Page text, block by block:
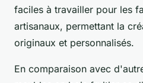
faciles à travailler pour les
artisanaux, permettant la
originaux et personnalisés.
En comparaison avec